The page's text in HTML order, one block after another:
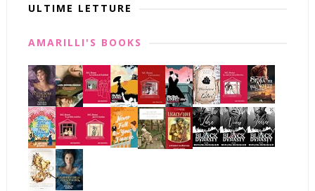
ULTIME LETTURE
AMARILLI'S BOOKS